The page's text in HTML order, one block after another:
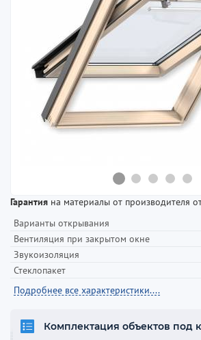
Гарантия на материалы от производителя
Варианты открывания
Вентиляция при закрытом окне
Звукоизоляция
Стеклопакет
Подробнее все характеристики....
Комплектация объектов под